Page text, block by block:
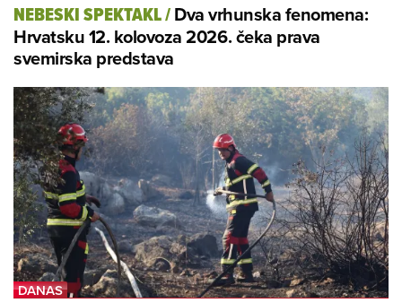
NEBESKI SPEKTAKL/Dva vrhunska fenomena:
Hrvatsku 12. kolovoza 2026. čeka prava
svemirska predstava